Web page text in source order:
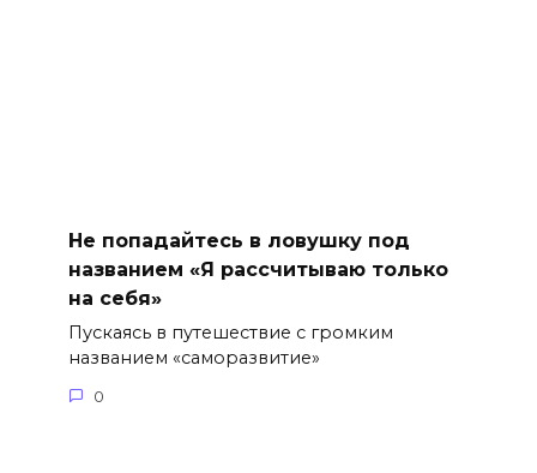
Не попадайтесь в ловушку под
названием «Я рассчитываю только
на себя»
Пускаясь в путешествие с громким
названием «саморазвитие»
0